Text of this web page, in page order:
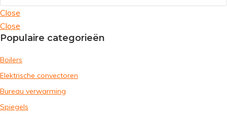
Close
Close
Populaire categorieën
Boilers
Elektrische convectoren
Bureau verwarming
Spiegels